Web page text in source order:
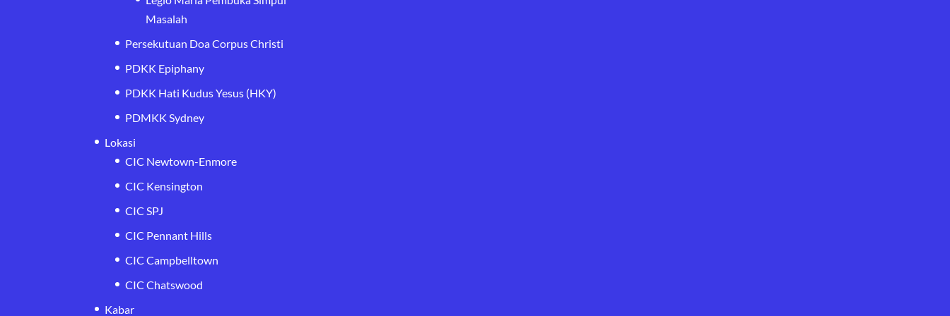
Masalah
Persekutuan Doa Corpus Christi
PDKK Epiphany
PDKK Hati Kudus Yesus (HKY)
PDMKK Sydney
Lokasi
CIC Newtown-Enmore
CIC Kensington
CIC SPJ
CIC Pennant Hills
CIC Campbelltown
CIC Chatswood
Kabar